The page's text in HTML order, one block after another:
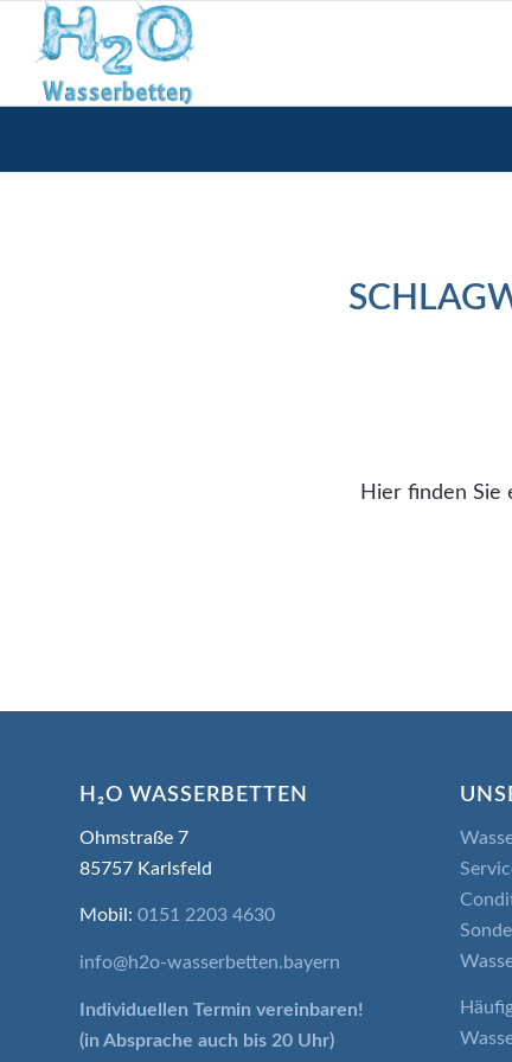
Hier finden Sie
H₂O WASSERBETTEN
Ohmstraße 7
85757 Karlsfeld
Mobil: 0151 2203 4630
info@h2o-wasserbetten.bayern
Individuellen Termin vereinbaren!
(in Absprache auch bis 20 Uhr)